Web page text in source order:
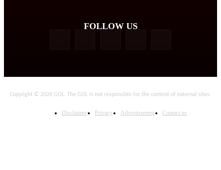
FOLLOW US
Copyright © 2026 GOL. The GOL is not responsible for the content of external sites.
Disclaimer Privacy Advertisement Contact us